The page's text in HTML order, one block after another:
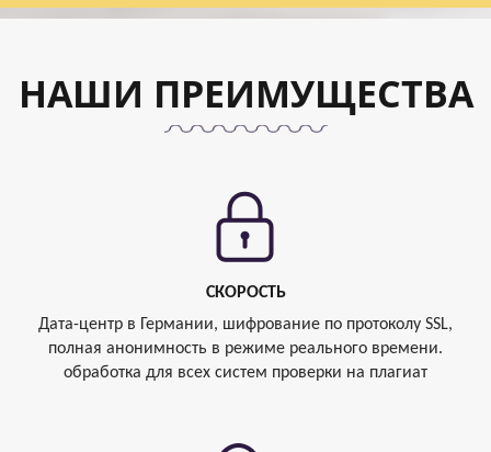
НАШИ ПРЕИМУЩЕСТВА
СКОРОСТЬ
Дата-центр в Германии, шифрование по протоколу SSL,
полная анонимность в режиме реального времени.
обработка для всех систем проверки на плагиат